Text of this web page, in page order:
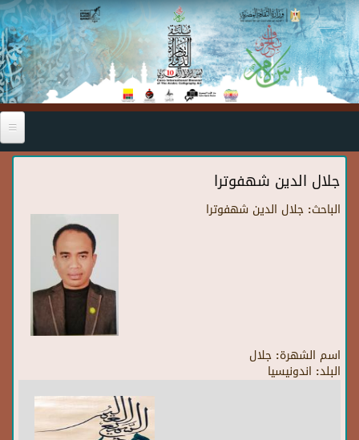
Skip to main content
جلال الدين شهفوترا
الباحث: جلال الدين شهفوترا
اسم الشهرة: جلال
البلد: اندونيسيا